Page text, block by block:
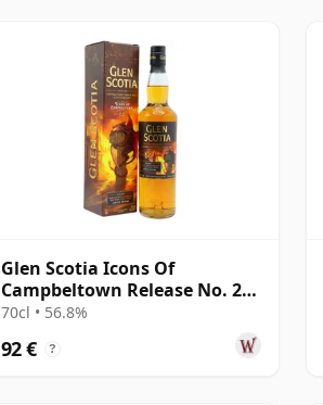
Glen Scotia Icons Of
Campbeltown Release No. 2
14 años
70cl • 56.8%
92 € ?